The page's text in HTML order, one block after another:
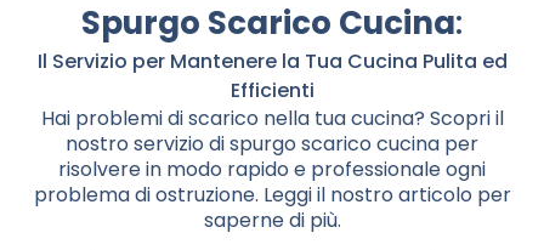
Spurgo Scarico Cucina:
Il Servizio per Mantenere la Tua Cucina Pulita ed
Efficienti
Hai problemi di scarico nella tua cucina? Scopri il
nostro servizio di spurgo scarico cucina per
risolvere in modo rapido e professionale ogni
problema di ostruzione. Leggi il nostro articolo per
saperne di più.